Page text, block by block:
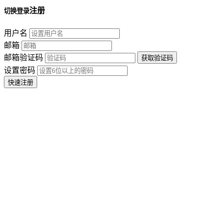
切换登录注册
用户名
邮箱
邮箱验证码
设置密码